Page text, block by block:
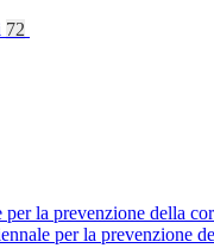
72
per la prevenzione della
per la prevenzione